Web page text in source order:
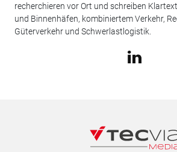
recherchieren vor Ort und schreiben
und Binnenhäfen, kombiniertem Verkehr,
Güterverkehr und Schwerlastlogistik.